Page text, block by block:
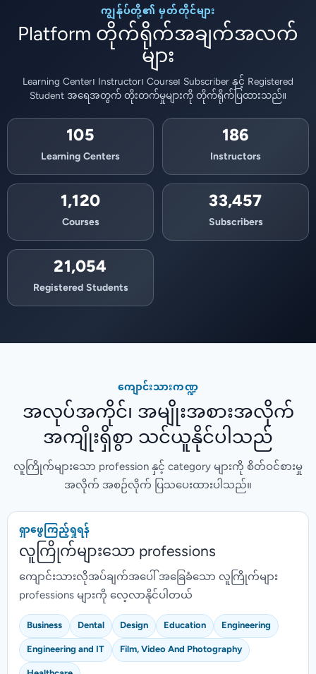
ကျွန်ုပ်တို့၏ မှတ်တိုင်များ
Platform တိုက်ရိုက်အချက်အလက်
များ
Learning Center၊ Instructor၊ Course၊ Subscriber နှင့် Registered
Student အရေအတွက် တိုးတက်မှုများကို တိုက်ရိုက်ပြထားသည်။
105
Learning Centers
186
Instructors
1,120
Courses
33,457
Subscribers
21,054
Registered Students
ကျောင်းသားကဏ္ဍ
အလုပ်အကိုင်၊ အမျိုးအစားအလိုက်
အကျိုးရှိစွာ သင်ယူနိုင်ပါသည်
လူကြိုက်များသော profession နှင့် category များကို စိတ်ဝင်စားမှု
အလိုက် အစဉ်လိုက် ပြသပေးထားပါသည်။
ရှာဖွေကြည့်ရှုရန်
လူကြိုက်များသော professions
ကျောင်းသားလိုအပ်ချက်အပေါ် အခြေခံသော လူကြိုက်များ
professions များကို လေ့လာနိုင်ပါတယ်
Business Dental Design Education
Engineering
Engineering and IT
Film, Video And Photography